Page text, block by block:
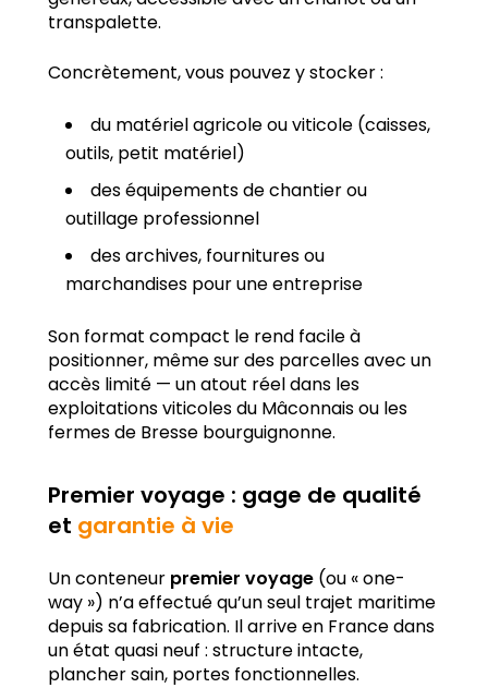
transpalette.
Concrètement, vous pouvez y stocker :
du matériel agricole ou viticole (caisses,
outils, petit matériel)
des équipements de chantier ou
outillage professionnel
des archives, fournitures ou
marchandises pour une entreprise
Son format compact le rend facile à
positionner, même sur des parcelles avec un
accès limité — un atout réel dans les
exploitations viticoles du Mâconnais ou les
fermes de Bresse bourguignonne.
Premier voyage : gage de qualité
et garantie à vie
Un conteneur premier voyage (ou « one-
way ») n’a effectué qu’un seul trajet maritime
depuis sa fabrication. Il arrive en France dans
un état quasi neuf : structure intacte,
plancher sain, portes fonctionnelles.